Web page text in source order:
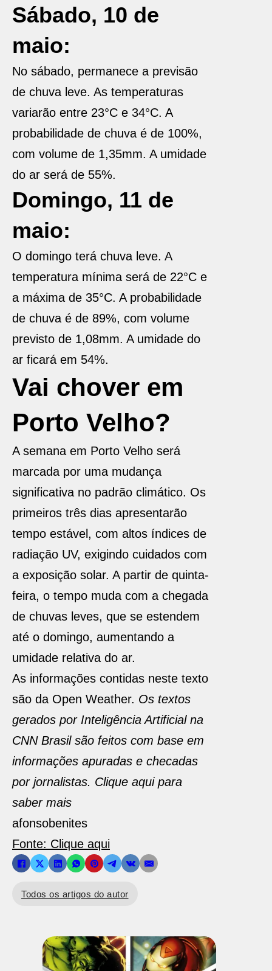
Sábado, 10 de
maio:
No sábado, permanece a previsão
de chuva leve. As temperaturas
variarão entre 23°C e 34°C. A
probabilidade de chuva é de 100%,
com volume de 1,35mm. A umidade
do ar será de 55%.
Domingo, 11 de
maio:
O domingo terá chuva leve. A
temperatura mínima será de 22°C e
a máxima de 35°C. A probabilidade
de chuva é de 89%, com volume
previsto de 1,08mm. A umidade do
ar ficará em 54%.
Vai chover em
Porto Velho?
A semana em Porto Velho será
marcada por uma mudança
significativa no padrão climático. Os
primeiros três dias apresentarão
tempo estável, com altos índices de
radiação UV, exigindo cuidados com
a exposição solar. A partir de quinta-
feira, o tempo muda com a chegada
de chuvas leves, que se estendem
até o domingo, aumentando a
umidade relativa do ar.
As informações contidas neste texto
são da Open Weather. Os textos
gerados por Inteligência Artificial na
CNN Brasil são feitos com base em
informações apuradas e checadas
por jornalistas. Clique aqui para
saber mais
afonsobenites
Fonte: Clique aqui
Todos os artigos do autor